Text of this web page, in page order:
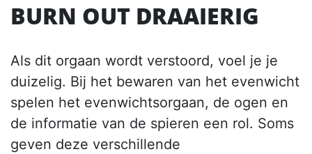
BURN OUT DRAAIERIG
Als dit orgaan wordt verstoord, voel je je
duizelig. Bij het bewaren van het evenwicht
spelen het evenwichtsorgaan, de ogen en
de informatie van de spieren een rol. Soms
geven deze verschillende